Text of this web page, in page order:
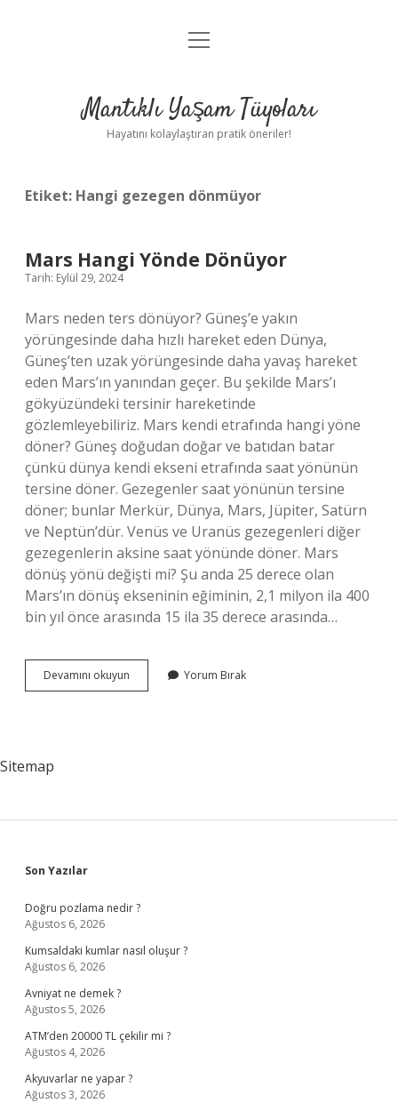
Anasayfa
Yasal Uyarı
menüyü
Mantıklı Yaşam Tüyoları
Hayatını kolaylaştıran pratik öneriler!
Etiket: Hangi gezegen dönmüyor
Mars Hangi Yönde Dönüyor
Tarih: Eylül 29, 2024
Mars neden ters dönüyor? Güneş’e yakın
yörüngesinde daha hızlı hareket eden Dünya,
Güneş’ten uzak yörüngesinde daha yavaş hareket
eden Mars’ın yanından geçer. Bu şekilde Mars’ı
gökyüzündeki tersinir hareketinde
gözlemleyebiliriz. Mars kendi etrafında hangi yöne
döner? Güneş doğudan doğar ve batıdan batar
çünkü dünya kendi ekseni etrafında saat yönünün
tersine döner. Gezegenler saat yönünün tersine
döner; bunlar Merkür, Dünya, Mars, Jüpiter, Satürn
ve Neptün’dür. Venüs ve Uranüs gezegenleri diğer
gezegenlerin aksine saat yönünde döner. Mars
dönüş yönü değişti mi? Şu anda 25 derece olan
Mars’ın dönüş ekseninin eğiminin, 2,1 milyon ila 400
bin yıl önce arasında 15 ila 35 derece arasında…
Devamını okuyun
Hangi
Yorum Bırak
Sitemap
Sidebar
Son Yazılar
Doğru pozlama nedir ?
Ağustos 6, 2026
Kumsaldaki kumlar nasıl oluşur ?
Ağustos 6, 2026
Avniyat ne demek ?
Ağustos 5, 2026
ATM’den 20000 TL çekilir mi ?
Ağustos 4, 2026
Akyuvarlar ne yapar ?
Ağustos 3, 2026